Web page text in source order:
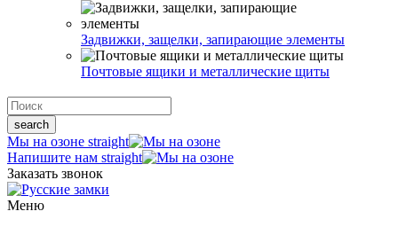
Задвижки, защелки, запирающие элементы
Почтовые ящики и металлические щиты
search
Мы на озоне straight
Напишите нам straight
Заказать звонок
Меню